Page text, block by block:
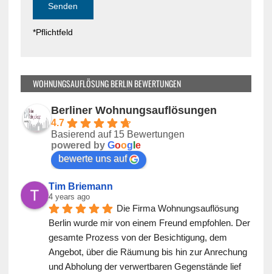
l
e
d
l
r
.
*Pflichtfeld
WOHNUNGSAUFLÖSUNG BERLIN BEWERTUNGEN
Berliner Wohnungsauflösungen
4.7
Basierend auf 15 Bewertungen
powered by Goog e
bewerte uns auf
Tim Briemann
4 years ago
Die Firma Wohnungsauflösung
Berlin wurde mir von einem Freund empfohlen. Der
gesamte Prozess von der Besichtigung, dem
Angebot, über die Räumung bis hin zur Anrechung
und Abholung der verwertbaren Gegenstände lief